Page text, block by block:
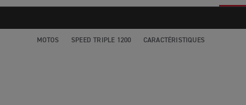
MOTOS SPEED TRIPLE 1200 CARACTÉRISTIQUES